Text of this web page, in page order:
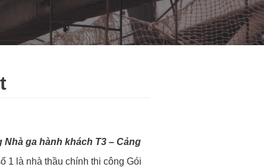
Nhà ga hành khách T3 – Cảng
1 là nhà thầu chính thi công Gói